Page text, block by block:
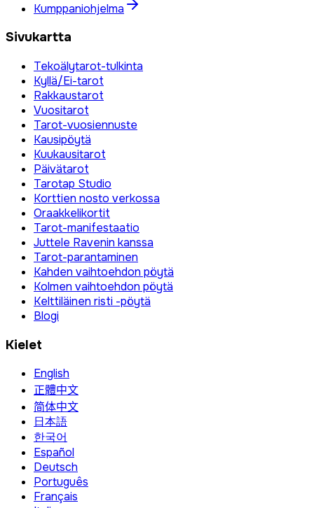
Kumppaniohjelma
Sivukartta
Tekoälytarot-tulkinta
Kyllä/Ei-tarot
Rakkaustarot
Vuositarot
Tarot-vuosiennuste
Kausipöytä
Kuukausitarot
Päivätarot
Tarotap Studio
Korttien nosto verkossa
Oraakkelikortit
Tarot-manifestaatio
Juttele Ravenin kanssa
Tarot-parantaminen
Kahden vaihtoehdon pöytä
Kolmen vaihtoehdon pöytä
Kelttiläinen risti -pöytä
Blogi
Kielet
English
正體中文
简体中文
日本語
한국어
Español
Deutsch
Português
Français